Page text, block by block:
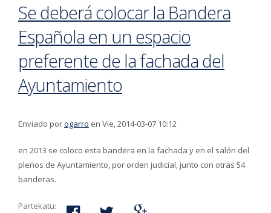
Se deberá colocar la Bandera
Española en un espacio
preferente de la fachada del
Ayuntamiento
Enviado porogarro en Vie, 2014-03-07 10:12
en 2013 se coloco esta bandera en la fachada y en el salón del
plenos de Ayuntamiento, por orden judicial, junto con otras 54
banderas.
Partekatu: